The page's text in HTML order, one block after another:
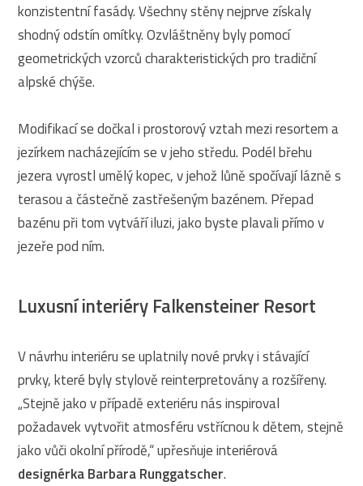
konzistentní fasády. Všechny stěny nejprve získaly
shodný odstín omítky. Ozvláštněny byly pomocí
geometrických vzorců charakteristických pro tradiční
alpské chýše.
Modifikací se dočkal i prostorový vztah mezi resortem a
jezírkem nacházejícím se v jeho středu. Podél břehu
jezera vyrostl umělý kopec, v jehož lůně spočívají lázně s
terasou a částečně zastřešeným bazénem. Přepad
bazénu při tom vytváří iluzi, jako byste plavali přímo v
jezeře pod ním.
Luxusní interiéry Falkensteiner Resort
V návrhu interiéru se uplatnily nové prvky i stávající
prvky, které byly stylově reinterpretovány a rozšířeny.
„Stejně jako v případě exteriéru nás inspiroval
požadavek vytvořit atmosféru vstřícnou k dětem, stejně
jako vůči okolní přírodě,“ upřesňuje interiérová
designérka Barbara Runggatscher.